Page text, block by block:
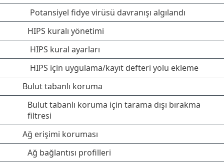
Potansiyel fidye virüsü davranışı algılandı
HIPS kuralı yönetimi
HIPS kural ayarları
HIPS için uygulama/kayıt defteri yolu ekleme
Bulut tabanlı koruma
Bulut tabanlı koruma için tarama dışı bırakma
filtresi
Ağ erişimi koruması
Ağ bağlantısı profilleri